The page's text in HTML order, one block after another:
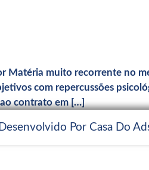
muito recorrente no
com repercussões
contrato em […]
Por Casa Do